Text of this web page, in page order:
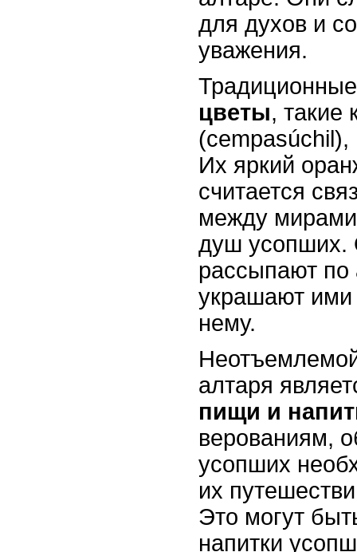
для духов и
уважения.
цветы, такие
(cempasúchil),
Их яркий
считается
между
душ усопших.
рассыпают
украшают
нему.
алтаря
пищи и
верованиям,
усопших
их
Это могут
напитки